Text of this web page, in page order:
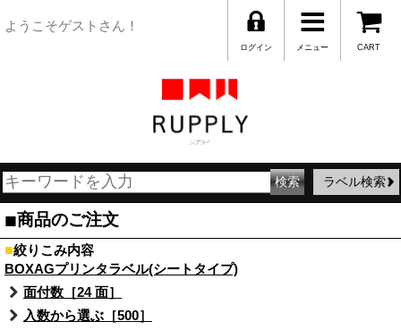
ようこそゲストさん！
CART
メニュー
ログイン
ラベル検索
■商品のご注文
■絞りこみ内容
BOXAGプリンタラベル(シートタイプ)
面付数［24 面］
入数から選ぶ［500］